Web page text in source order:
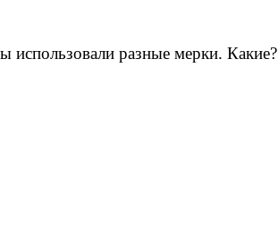
разные мерки. Какие?